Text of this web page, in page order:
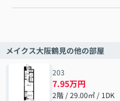
メイクス大阪鶴見の他の部屋
203
7.95万円
2階 / 29.00㎡ / 1DK